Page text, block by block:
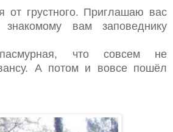
от грустного. Приглашаю вас
вам заповеднику
что совсем не
А потом и вовсе пошёл